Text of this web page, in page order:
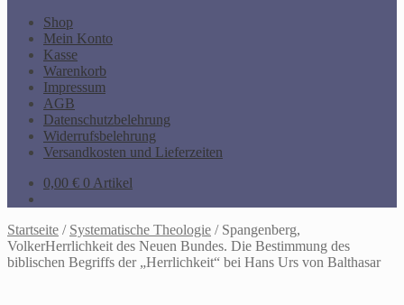
Shop
Mein Konto
Kasse
Warenkorb
Impressum
AGB
Datenschutzbelehrung
Widerrufsbelehrung
Versandkosten und Lieferzeiten
0,00 € 0 Artikel
Startseite / Systematische Theologie / Spangenberg,
VolkerHerrlichkeit des Neuen Bundes. Die Bestimmung des
biblischen Begriffs der „Herrlichkeit“ bei Hans Urs von Balthasar